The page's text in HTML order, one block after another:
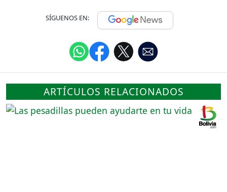
SÍGUENOS EN:
ARTÍCULOS RELACIONADOS